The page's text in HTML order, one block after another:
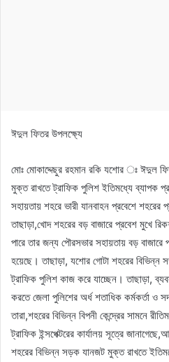
ঈদুল ফিতর উপলক্ষ্যে
মোঃ মোকাদ্দেছুর রহমান রকি যশোর ঃ ঈদুল
মুক্ত রাখতে ট্রাফিক পুলিশ ইতিমধ্যে ব্যাপক
সহায়তায় শহরে ভারী যানবাহন প্রবেশে শহরের
তাছাড়া,খোদ শহরের বড় বাজারে প্রবেশ মুখে
পারে তার জন্য পৌরসভার সহায়তায় বড় বাজারে
হয়েছে। তাছাড়া, যশোর গোটা শহরের বিভিন্ন
ট্রাফিক পুলিশ কাজ করে যাচ্ছেন। তাছাড়া,
করতে জেলা পুলিশের অর্ধ শতাধিক কর্মকর্তা ও
তারা,শহরের বিভিন্ন বিপনী কেন্দ্রের সামনে
ট্রাফিক ইন্সপেক্টরের কার্যালয় সূত্রে
শহরের বিভিন্ন সড়ক যানজট মুক্ত রাখতে